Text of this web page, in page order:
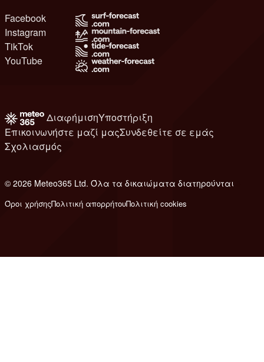
Facebook
Instagram
TikTok
YouTube
ΔιαφήμισηΥποστήριξη
Επικοινωνήστε μαζί μαςΣυνδεθείτε σε εμάς
Σχολιασμός
© 2026 Meteo365 Ltd. Όλα τα δικαιώματα διατηρούνται
Όροι χρήσηςΠολιτική απορρήτουΠολιτική cookies